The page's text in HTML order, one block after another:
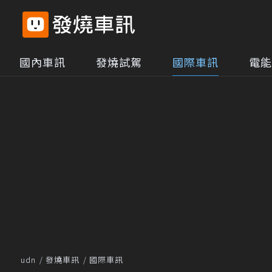
國內車訊 發燒試駕 國際車訊 電
udn 發燒車訊 國際車訊